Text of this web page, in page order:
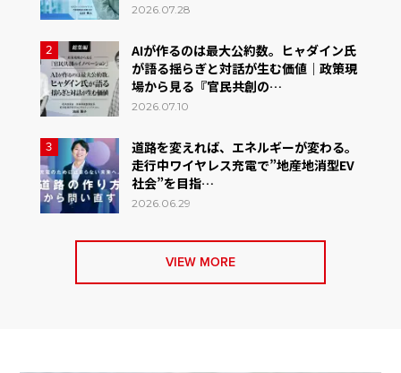
2026.07.28
2
AIが作るのは最大公約数。ヒャダイン氏
が語る揺らぎと対話が生む価値｜政策現
場から見る『官民共創の…
2026.07.10
3
道路を変えれば、エネルギーが変わる。
走行中ワイヤレス充電で”地産地消型EV
社会”を目指…
2026.06.29
VIEW MORE